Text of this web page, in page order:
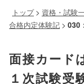
トップ> 資格・試験
合格内定体験記 > 030
面接カード
１次試験受